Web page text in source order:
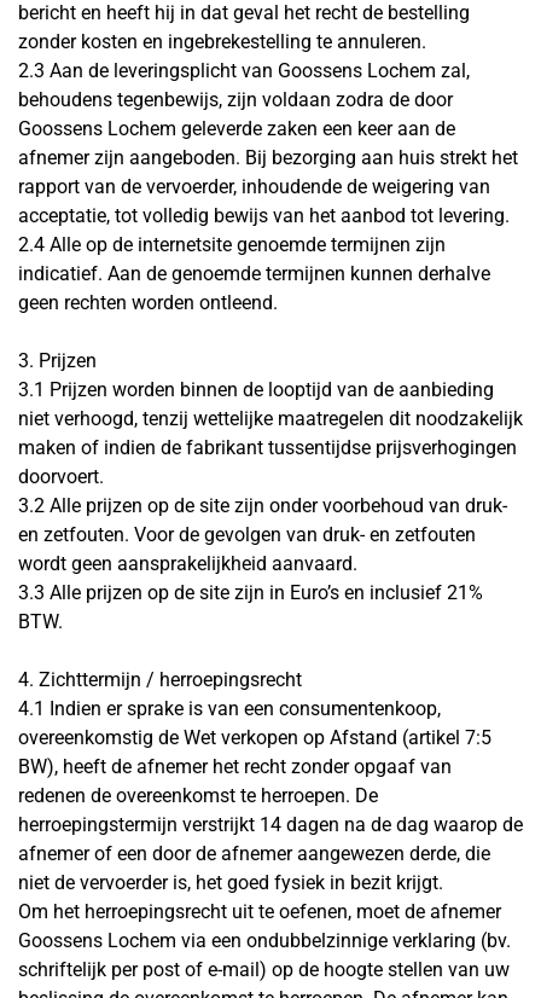
bericht en heeft hij in dat geval het recht de bestelling
zonder kosten en ingebrekestelling te annuleren.
2.3 Aan de leveringsplicht van Goossens Lochem zal,
behoudens tegenbewijs, zijn voldaan zodra de door
Goossens Lochem geleverde zaken een keer aan de
afnemer zijn aangeboden. Bij bezorging aan huis strekt het
rapport van de vervoerder, inhoudende de weigering van
acceptatie, tot volledig bewijs van het aanbod tot levering.
2.4 Alle op de internetsite genoemde termijnen zijn
indicatief. Aan de genoemde termijnen kunnen derhalve
geen rechten worden ontleend.
3. Prijzen
3.1 Prijzen worden binnen de looptijd van de aanbieding
niet verhoogd, tenzij wettelijke maatregelen dit noodzakelijk
maken of indien de fabrikant tussentijdse prijsverhogingen
doorvoert.
3.2 Alle prijzen op de site zijn onder voorbehoud van druk-
en zetfouten. Voor de gevolgen van druk- en zetfouten
wordt geen aansprakelijkheid aanvaard.
3.3 Alle prijzen op de site zijn in Euro’s en inclusief 21%
BTW.
4. Zichttermijn / herroepingsrecht
4.1 Indien er sprake is van een consumentenkoop,
overeenkomstig de Wet verkopen op Afstand (artikel 7:5
BW), heeft de afnemer het recht zonder opgaaf van
redenen de overeenkomst te herroepen. De
herroepingstermijn verstrijkt 14 dagen na de dag waarop de
afnemer of een door de afnemer aangewezen derde, die
niet de vervoerder is, het goed fysiek in bezit krijgt.
Om het herroepingsrecht uit te oefenen, moet de afnemer
Goossens Lochem via een ondubbelzinnige verklaring (bv.
schriftelijk per post of e-mail) op de hoogte stellen van uw